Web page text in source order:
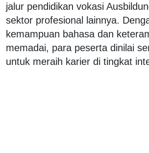
jalur pendidikan vokasi
sektor profesional lainnya.
kemampuan bahasa dan
memadai, para peserta dinilai
untuk meraih karier di tingkat